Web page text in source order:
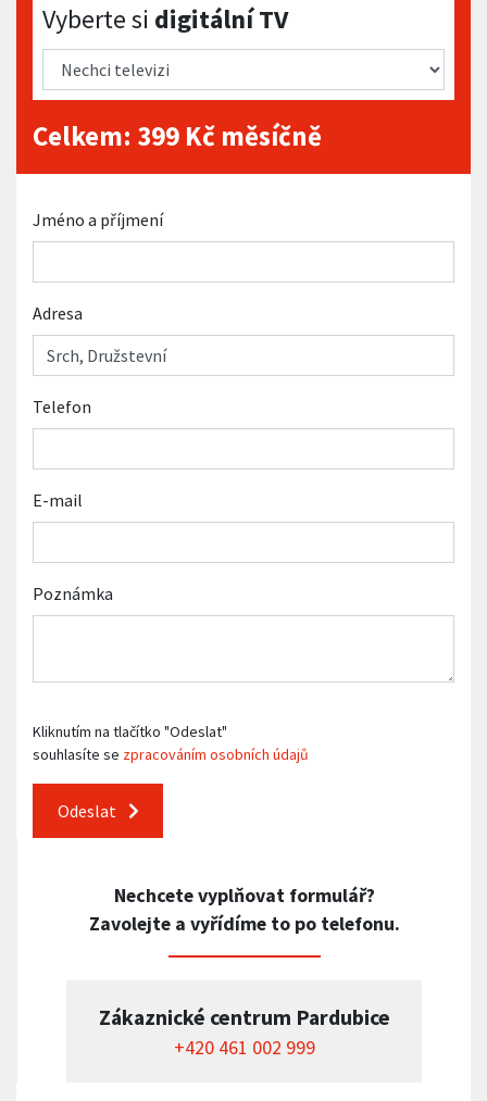
Vyberte si digitální TV
Vyberte si digitální TV
Celkem: 399 Kč měsíčně
Jméno a příjmení
Adresa
Telefon
E-mail
Poznámka
Kliknutím na tlačítko "Odeslat"
souhlasíte se zpracováním osobních údajů
Odeslat
Nechcete vyplňovat formulář?
Zavolejte a vyřídíme to po telefonu.
Zákaznické centrum Pardubice
+420 461 002 999